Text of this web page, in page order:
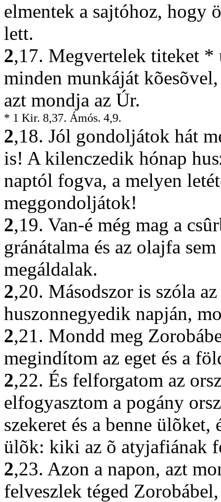
elmentek a sajtóhoz, hogy
lett.
2,17. Megvertelek titeket *
minden munkáját
azt mondja az Úr.
* 1 Kir. 8,37. Ámós. 4,9.
2,18. Jól gondoljátok hát
is! A kilenczedik hónap
naptól fogva, a melyen
meggondoljátok!
2,19. Van-é még mag a
gránátalma és az olajfa
megáldalak.
2,20. Másodszor is szóla
huszonnegyedik napján,
2,21. Mondd meg
megindítom az eget és a
2,22. És felforgatom az
elfogyasztom a pogány
szekeret és a benne
ülõk: kiki az õ atyjafiának
2,23. Azon a napon, azt
felveszlek téged